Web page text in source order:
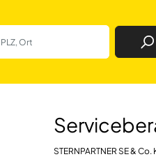
PKW
STERNPARTNER SE & Co.